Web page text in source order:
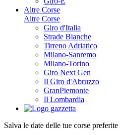
Altre Corse
Altre Corse
Giro d'Italia
Strade Bianche
Tirreno Adriatico
Milano-Sanremo
Milano-Torino
Giro Next Gen
Il Giro d'Abruzzo
GranPiemonte
Il Lombardia
Salva le date delle tue corse preferite